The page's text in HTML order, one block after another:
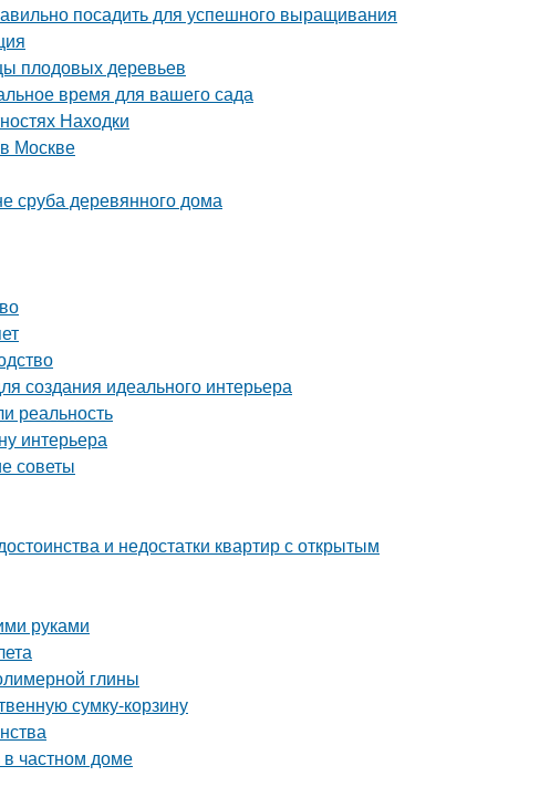
посадить для успешного выращивания
плодовых деревьев
время для вашего сада
Находки
Москве
сруба деревянного дома
создания идеального интерьера
реальность
интерьера
советы
и недостатки квартир с открытым
руками
глины
сумку-корзину
частном доме